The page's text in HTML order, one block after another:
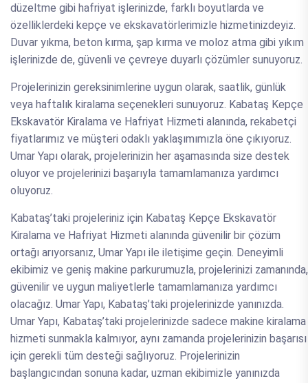
düzeltme gibi hafriyat işlerinizde, farklı boyutlarda ve
özelliklerdeki kepçe ve ekskavatörlerimizle hizmetinizdeyiz.
Duvar yıkma, beton kırma, şap kırma ve moloz atma gibi yıkım
işlerinizde de, güvenli ve çevreye duyarlı çözümler sunuyoruz.
Projelerinizin gereksinimlerine uygun olarak, saatlik, günlük
veya haftalık kiralama seçenekleri sunuyoruz. Kabataş Kepçe
Ekskavatör Kiralama ve Hafriyat Hizmeti alanında, rekabetçi
fiyatlarımız ve müşteri odaklı yaklaşımımızla öne çıkıyoruz.
Umar Yapı olarak, projelerinizin her aşamasında size destek
oluyor ve projelerinizi başarıyla tamamlamanıza yardımcı
oluyoruz.
Kabataş’taki projeleriniz için Kabataş Kepçe Ekskavatör
Kiralama ve Hafriyat Hizmeti alanında güvenilir bir çözüm
ortağı arıyorsanız, Umar Yapı ile iletişime geçin. Deneyimli
ekibimiz ve geniş makine parkurumuzla, projelerinizi zamanında,
güvenilir ve uygun maliyetlerle tamamlamanıza yardımcı
olacağız. Umar Yapı, Kabataş’taki projelerinizde yanınızda.
Umar Yapı, Kabataş’taki projelerinizde sadece makine kiralama
hizmeti sunmakla kalmıyor, aynı zamanda projelerinizin başarısı
için gerekli tüm desteği sağlıyoruz. Projelerinizin
başlangıcından sonuna kadar, uzman ekibimizle yanınızda